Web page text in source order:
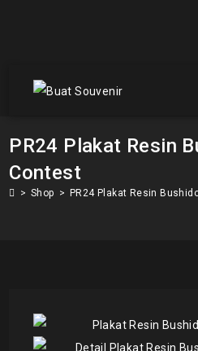
PR24 Plakat Resin
Contest
> Shop > PR24 Plakat Resin